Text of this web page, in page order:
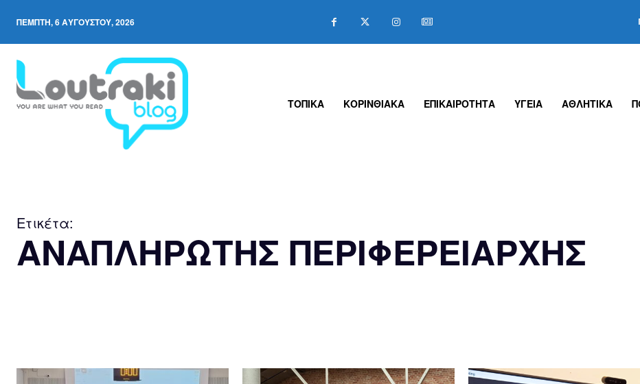
ΠΈΜΠΤΗ, 6 ΑΥΓΟΎΣΤΟΥ, 2026
ΤΟΠΙΚΑ ΚΟΡΙΝΘΙΑΚΑ ΕΠΙΚΑΙΡΟΤΗΤΑ ΥΓΕΙΑ ΑΘΛΗΤΙΚΑ
Ετικέτα:
ΑΝΑΠΛΗΡΩΤΗΣ ΠΕΡΙΦΕΡΕΙΑΡΧΗΣ